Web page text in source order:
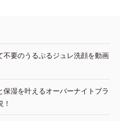
不要のうるぷるジュレ洗顔を動画
保湿を叶えるオーバーナイトブラ